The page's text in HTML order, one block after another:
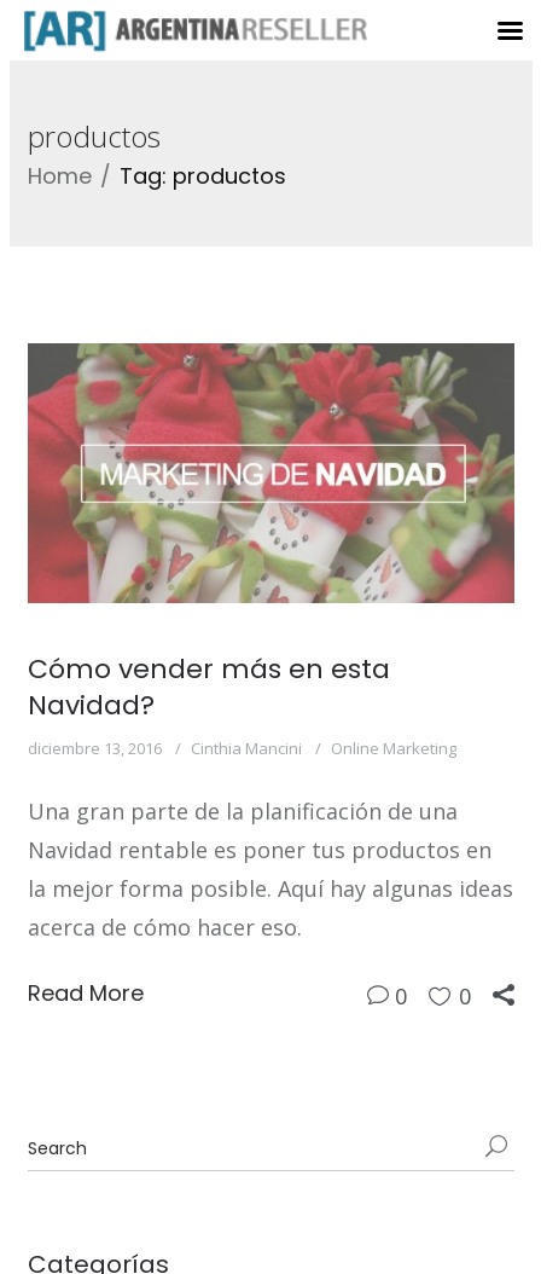
productos
Home Tag: productos
Cómo vender más en esta
Navidad?
diciembre 13, 2016 Cinthia Mancini Online Marketing
Una gran parte de la planificación de una
Navidad rentable es poner tus productos en
la mejor forma posible. Aquí hay algunas ideas
acerca de cómo hacer eso.
Read More 0 0
Categorías